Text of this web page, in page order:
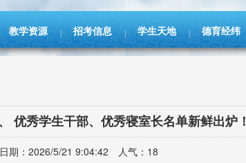
教学资源 招考信息 学生天地 德育经纬
优秀学生干部、优秀寝室长名单新鲜出炉！
：2026/5/21 9:04:42 人气： 18